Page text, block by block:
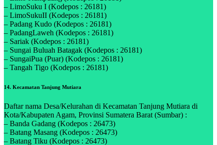
– LimoSuku I (Kodepos : 26181)
– LimoSukuII (Kodepos : 26181)
– Padang Kudo (Kodepos : 26181)
– PadangLaweh (Kodepos : 26181)
– Sariak (Kodepos : 26181)
– Sungai Buluah Batagak (Kodepos : 26181)
– SungaiPua (Puar) (Kodepos : 26181)
– Tangah Tigo (Kodepos : 26181)
14. Kecamatan Tanjung Mutiara
Daftar nama Desa/Kelurahan di Kecamatan Tanjung Mutiara di
Kota/Kabupaten Agam, Provinsi Sumatera Barat (Sumbar) :
– Banda Gadang (Kodepos : 26473)
– Batang Masang (Kodepos : 26473)
– Batang Tiku (Kodepos : 26473)